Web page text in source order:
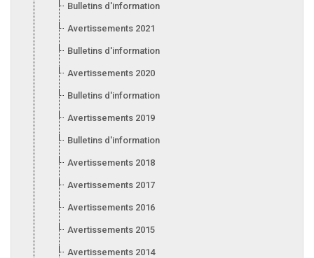
Bulletins d'information 2022
Avertissements 2021
Bulletins d'information 2021
Avertissements 2020
Bulletins d'information 2020
Avertissements 2019
Bulletins d'information 2019
Avertissements 2018
Avertissements 2017
Avertissements 2016
Avertissements 2015
Avertissements 2014